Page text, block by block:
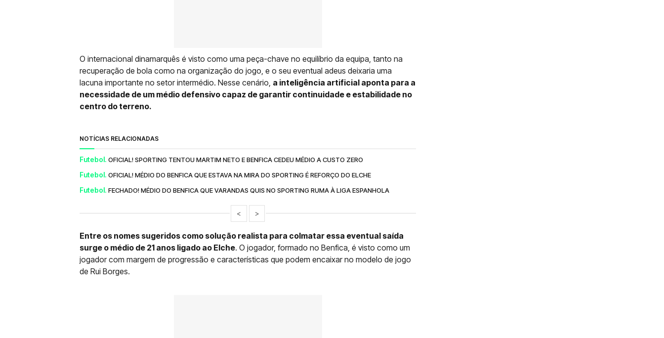
O internacional dinamarquês é visto como uma peça-chave no equilíbrio da equipa, tanto na
recuperação de bola como na organização do jogo, e o seu eventual adeus deixaria uma
lacuna importante no setor intermédio. Nesse cenário, a inteligência artificial aponta para a
necessidade de um médio defensivo capaz de garantir continuidade e estabilidade no
centro do terreno.
NOTÍCIAS RELACIONADAS
Futebol. OFICIAL! SPORTING TENTOU MARTIM NETO E BENFICA CEDEU MÉDIO A CUSTO ZERO
Futebol. OFICIAL! MÉDIO DO BENFICA QUE ESTAVA NA MIRA DO SPORTING É REFORÇO DO ELCHE
Futebol. FECHADO! MÉDIO DO BENFICA QUE VARANDAS QUIS NO SPORTING RUMA À LIGA ESPANHOLA
< >
Entre os nomes sugeridos como solução realista para colmatar essa eventual saída
surge o médio de 21 anos ligado ao Elche. O jogador, formado no Benfica, é visto como um
jogador com margem de progressão e características que podem encaixar no modelo de jogo
de Rui Borges.